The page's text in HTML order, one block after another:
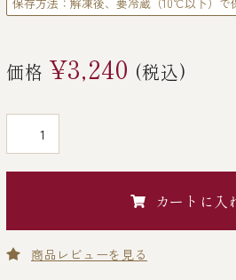
価格 ¥3,240 (税込)
カートに入
商品レビューを見る